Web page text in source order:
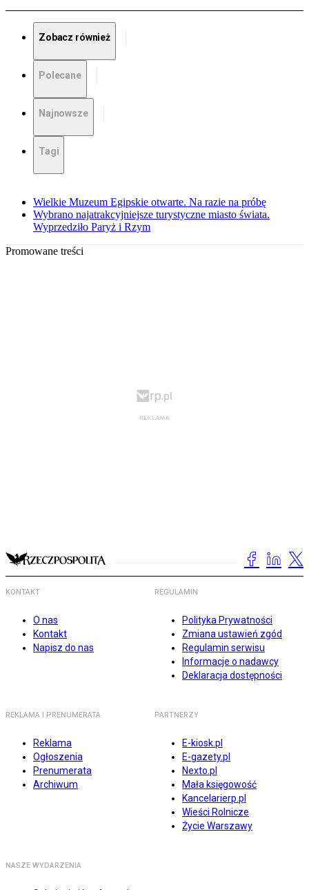
Zobacz również
Polecane
Najnowsze
Tagi
Wielkie Muzeum Egipskie otwarte. Na razie na próbę
Wybrano najatrakcyjniejsze turystyczne miasto świata.
Wyprzedziło Paryż i Rzym
Promowane treści
KONTAKT
O nas
Kontakt
Napisz do nas
REGULAMIN
Polityka Prywatności
Zmiana ustawień zgód
Regulamin serwisu
Informacje o nadawcy
Deklaracja dostępności
REKLAMA I PRENUMERATA
Reklama
Ogłoszenia
Prenumerata
Archiwum
PARTNERZY
E-kiosk.pl
E-gazety.pl
Nexto.pl
Mała księgowość
Kancelarierp.pl
Wieści Rolnicze
Życie Warszawy
NASZE WYDARZENIA